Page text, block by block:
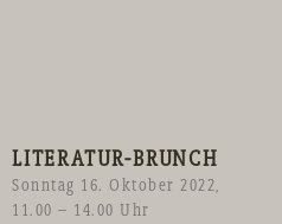
LITERATUR-BRUNCH
Sonntag 16. Oktober 2022,
11.00 – 14.00 Uhr